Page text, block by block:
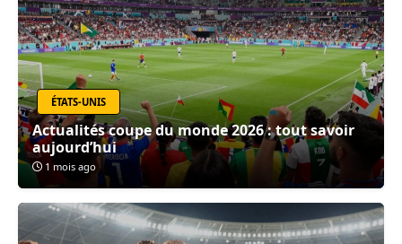
ÉTATS-UNIS
Actualités coupe du monde 2026 : tout savoir
aujourd’hui
1 mois ago